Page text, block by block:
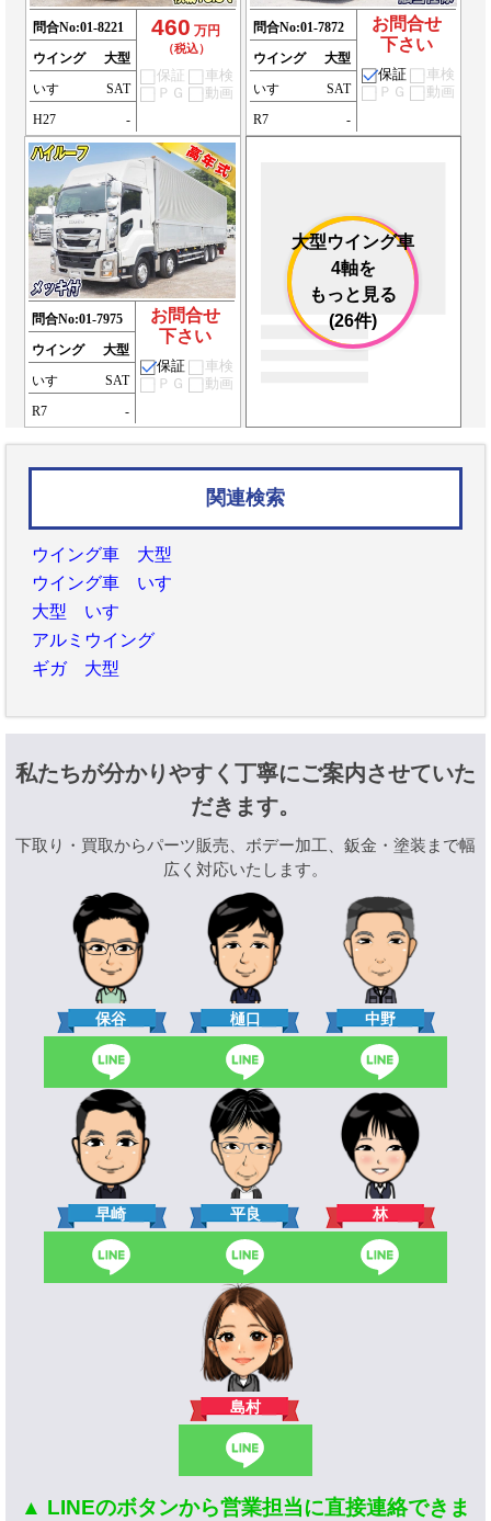
問合No:01-8221
ウイング
大型
いすゞ
SAT
H27
-
460 万円
（税込）
保証
車検
ＰＧ
動画
問合No:01-7872
ウイング
大型
いすゞ
SAT
R7
-
お問合せ
下さい
保証
車検
ＰＧ
動画
問合No:01-7975
ウイング
大型
いすゞ
SAT
R7
-
お問合せ
下さい
保証
車検
ＰＧ
動画
大型ウイング車
4軸を
もっと見る
(26件)
関連検索
ウイング車 大型
ウイング車 いすゞ
大型 いすゞ
アルミウイング
ギガ 大型
私たちが分かりやすく丁寧にご案内させていた
だきます。
下取り・買取からパーツ販売、ボデー加工、鈑金・塗装まで幅
広く対応いたします。
保谷 樋口 中野
早崎 平良 林
島村
▲ LINEのボタンから営業担当に直接連絡できま